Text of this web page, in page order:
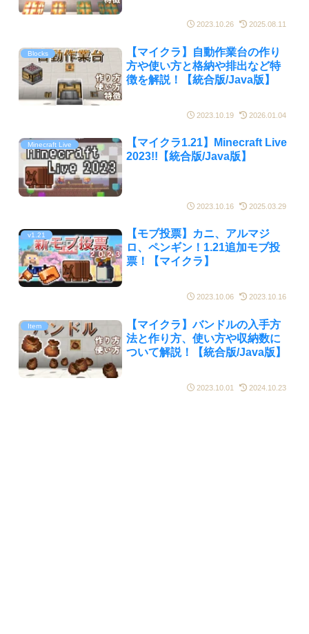
2023.10.26 2025.08.11
Blocks
【マイクラ】自動作業台の作り
方や使い方と格納や排出など特
徴を解説！【統合版/Java版】
2023.10.19 2026.01.04
Minecraft Live
【マイクラ1.21】Minecraft Live
2023!!【統合版/Java版】
2023.10.16 2025.03.29
v1.21
【モブ投票】カニ、アルマジ
ロ、ペンギン！1.21追加モブ投
票！【マイクラ】
2023.10.06 2023.10.16
Item
【マイクラ】バンドルの入手方
法と作り方、使い方や収納数に
ついて解説！【統合版/Java版】
2023.10.01 2024.10.23